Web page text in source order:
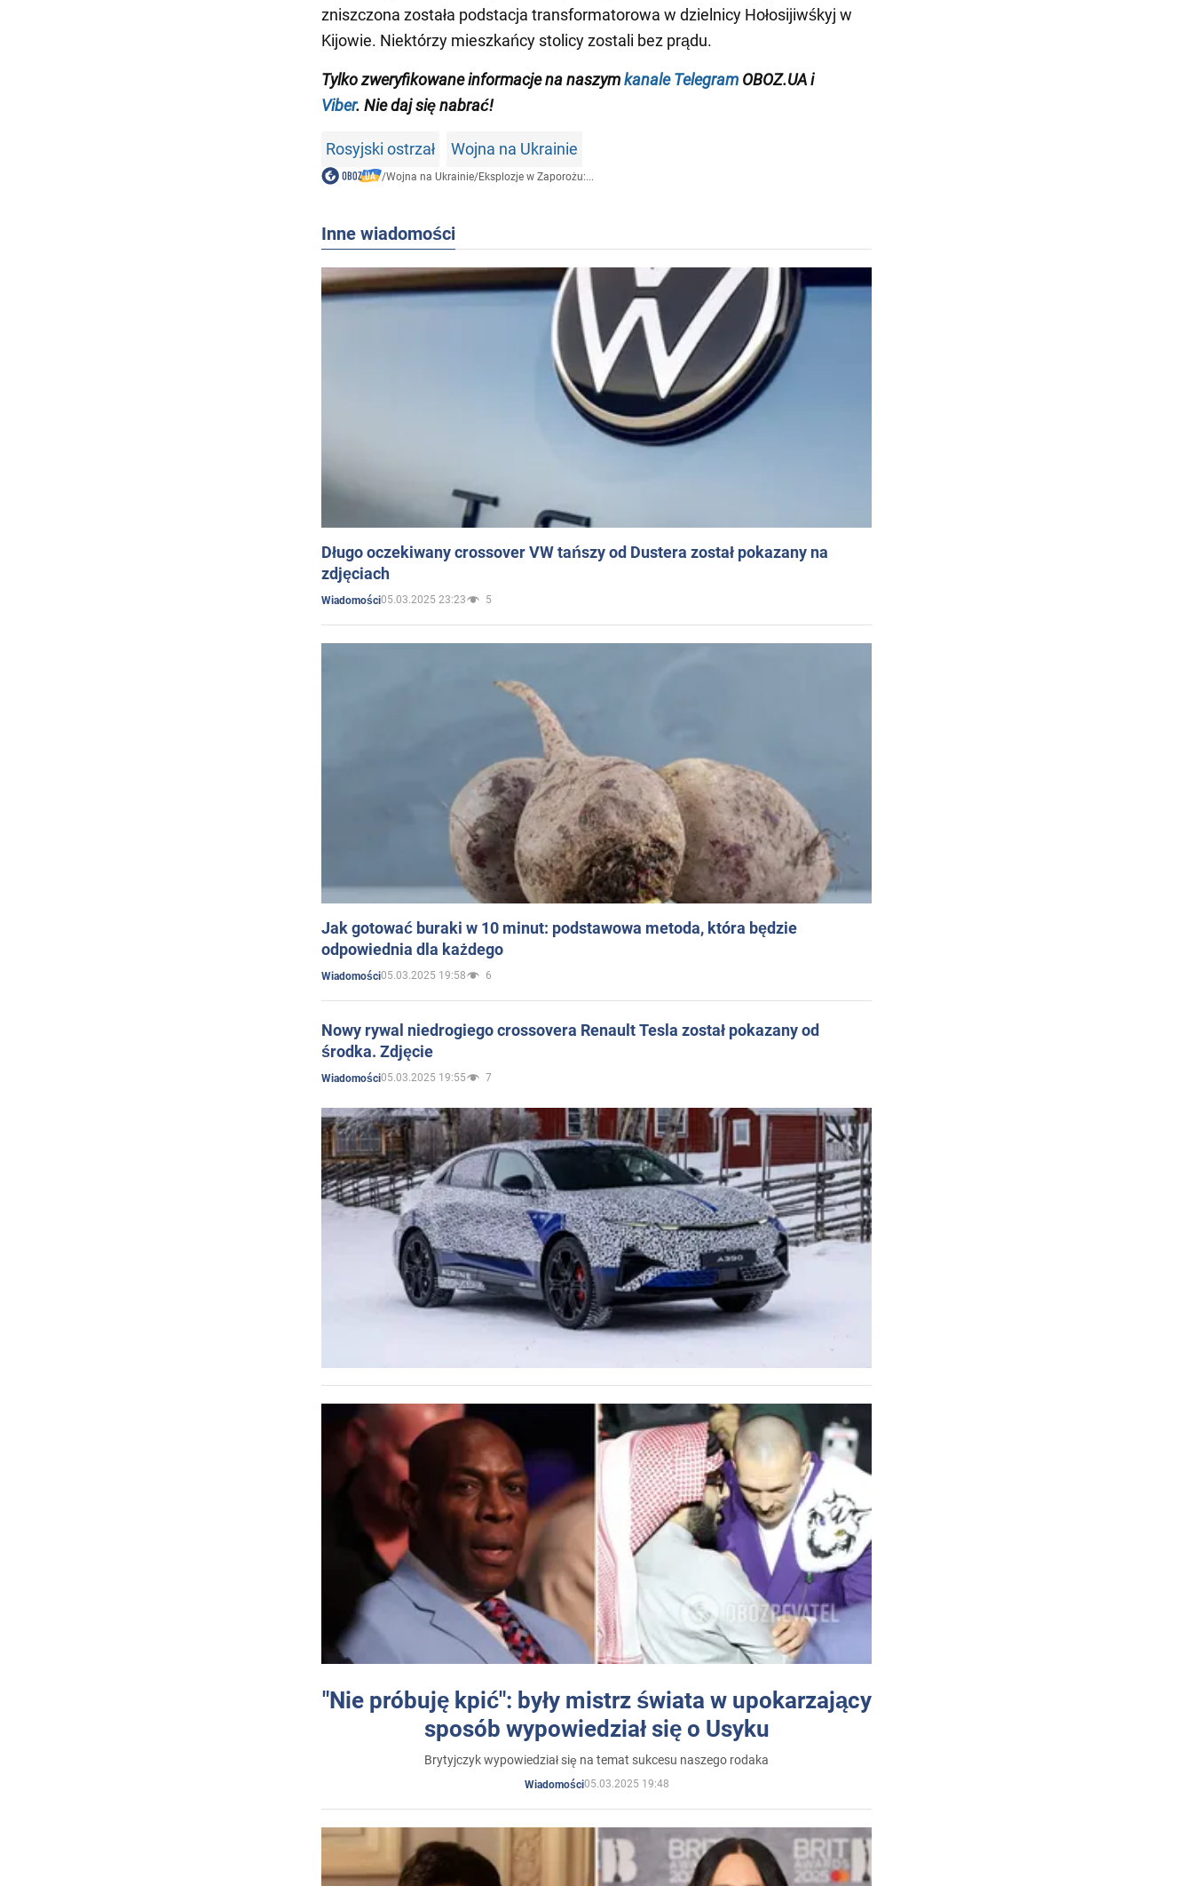
zniszczona została podstacja transformatorowa w dzielnicy Hołosijiwśkyj w
Kijowie. Niektórzy mieszkańcy stolicy zostali bez prądu.
Tylko zweryfikowane informacje na naszymkanale Telegram OBOZ.UA i
Viber. Nie daj się nabrać!
Rosyjski ostrzał Wojna na Ukrainie
/Wojna na Ukrainie/Eksplozje w Zaporożu:...
Inne wiadomości
Długo oczekiwany crossover VW tańszy od Dustera został pokazany na
zdjęciach
Wiadomości05.03.2025 23:23 5
Jak gotować buraki w 10 minut: podstawowa metoda, która będzie
odpowiednia dla każdego
Wiadomości05.03.2025 19:58 6
Nowy rywal niedrogiego crossovera Renault Tesla został pokazany od
środka. Zdjęcie
Wiadomości05.03.2025 19:55 7
"Nie próbuję kpić": były mistrz świata w upokarzający
sposób wypowiedział się o Usyku
Brytyjczyk wypowiedział się na temat sukcesu naszego rodaka
Wiadomości05.03.2025 19:48